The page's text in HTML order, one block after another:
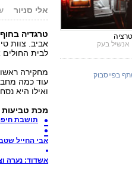
אלי סניור
טרגדיה
אביב. צוות
לבית
מחקירה
עוד כמה
ואילו היא
מכת טביעות
תושבת
אבי החייל
אשדוד: נערה
אנשיל בעק
בפייסבוק